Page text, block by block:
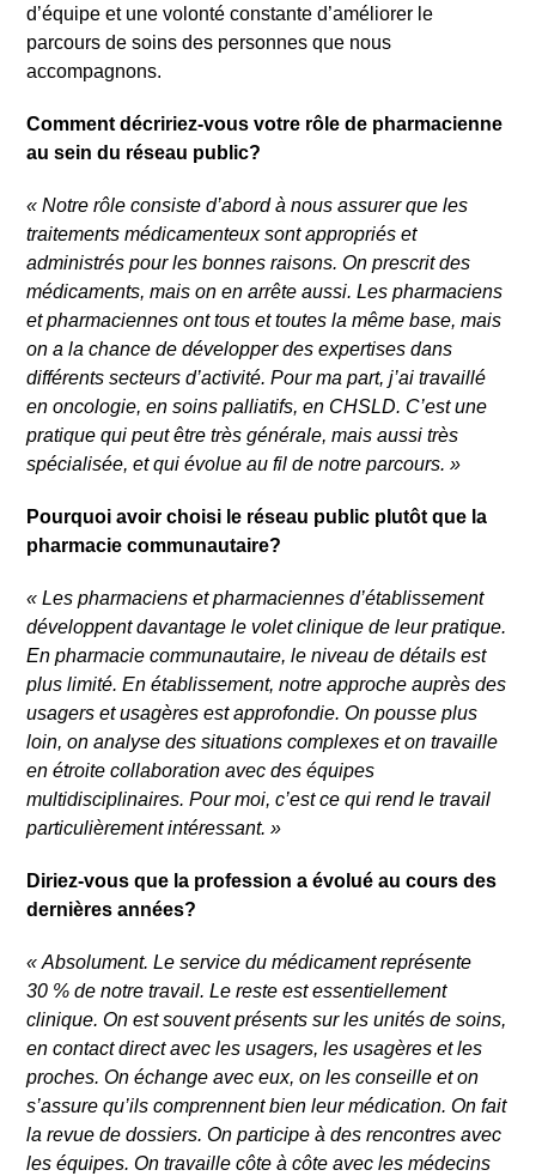
d’équipe et une volonté constante d’améliorer le
parcours de soins des personnes que nous
accompagnons.
Comment décririez-vous votre rôle de pharmacienne
au sein du réseau public?
« Notre rôle consiste d’abord à nous assurer que les
traitements médicamenteux sont appropriés et
administrés pour les bonnes raisons. On prescrit des
médicaments, mais on en arrête aussi. Les pharmaciens
et pharmaciennes ont tous et toutes la même base, mais
on a la chance de développer des expertises dans
différents secteurs d’activité. Pour ma part, j’ai travaillé
en oncologie, en soins palliatifs, en CHSLD. C’est une
pratique qui peut être très générale, mais aussi très
spécialisée, et qui évolue au fil de notre parcours. »
Pourquoi avoir choisi le réseau public plutôt que la
pharmacie communautaire?
« Les pharmaciens et pharmaciennes d’établissement
développent davantage le volet clinique de leur pratique.
En pharmacie communautaire, le niveau de détails est
plus limité. En établissement, notre approche auprès des
usagers et usagères est approfondie. On pousse plus
loin, on analyse des situations complexes et on travaille
en étroite collaboration avec des équipes
multidisciplinaires. Pour moi, c’est ce qui rend le travail
particulièrement intéressant. »
Diriez-vous que la profession a évolué au cours des
dernières années?
« Absolument. Le service du médicament représente
30 % de notre travail. Le reste est essentiellement
clinique. On est souvent présents sur les unités de soins,
en contact direct avec les usagers, les usagères et les
proches. On échange avec eux, on les conseille et on
s’assure qu’ils comprennent bien leur médication. On fait
la revue de dossiers. On participe à des rencontres avec
les équipes. On travaille côte à côte avec les médecins